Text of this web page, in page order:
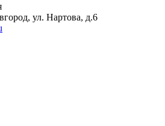
ул. Нартова, д.6